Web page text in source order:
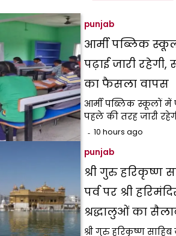
punjab
आर्मी पब्लिक
पढ़ाई जारी
का फैसला वापस
आर्मी पब्लिक स्कूलों में
पहले की तरह जारी
10 hours ago
punjab
श्री गुरु हरिकृष्ण
पर्व पर श्री
श्रद्धालुओं का
श्री गुरु हरिकृष्ण